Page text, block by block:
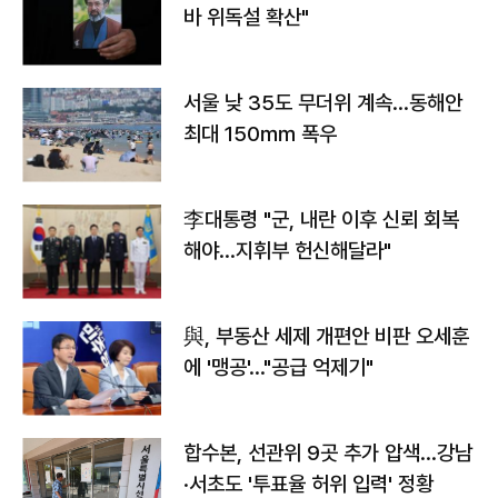
바 위독설 확산"
서울 낮 35도 무더위 계속…동해안
최대 150㎜ 폭우
李대통령 "군, 내란 이후 신뢰 회복
해야…지휘부 헌신해달라"
與, 부동산 세제 개편안 비판 오세훈
에 '맹공'…"공급 억제기"
합수본, 선관위 9곳 추가 압색…강남
·서초도 '투표율 허위 입력' 정황